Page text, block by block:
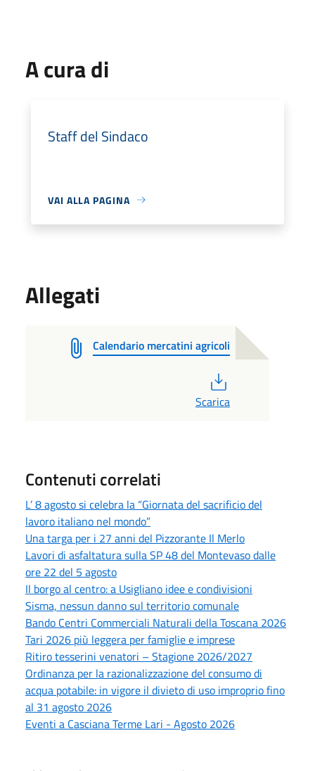
A cura di
Staff del Sindaco
VAI ALLA PAGINA
Allegati
Calendario mercatini agricoli
Scarica
Contenuti correlati
L’ 8 agosto si celebra la “Giornata del sacrificio del
lavoro italiano nel mondo”
Una targa per i 27 anni del Pizzorante Il Merlo
Lavori di asfaltatura sulla SP 48 del Montevaso dalle
ore 22 del 5 agosto
Il borgo al centro: a Usigliano idee e condivisioni
Sisma, nessun danno sul territorio comunale
Bando Centri Commerciali Naturali della Toscana 2026
Tari 2026 più leggera per famiglie e imprese
Ritiro tesserini venatori – Stagione 2026/2027
Ordinanza per la razionalizzazione del consumo di
acqua potabile: in vigore il divieto di uso improprio fino
al 31 agosto 2026
Eventi a Casciana Terme Lari - Agosto 2026